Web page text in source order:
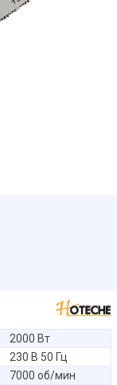
2000 Вт
230 В 50 Гц
7000 об/мин